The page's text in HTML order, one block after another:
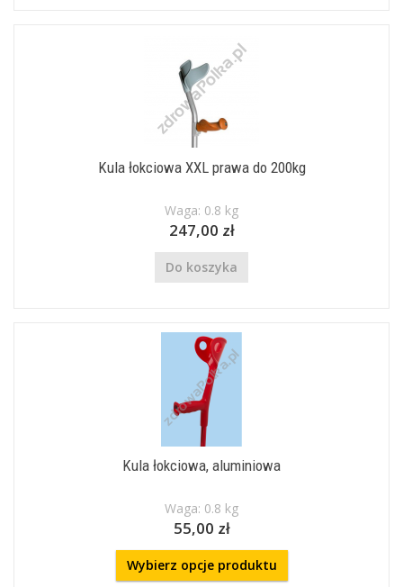
Kula łokciowa XXL prawa do 200kg
Waga: 0.8 kg
247,00 zł
Do koszyka
Kula łokciowa, aluminiowa
Waga: 0.8 kg
55,00 zł
Wybierz opcje produktu